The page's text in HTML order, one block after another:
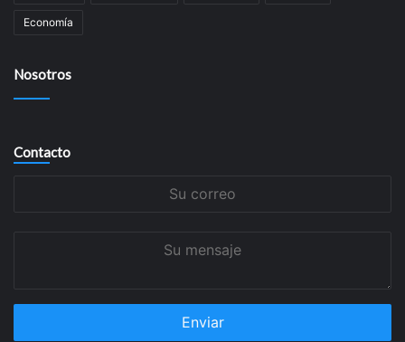
Economía
Nosotros
Contacto